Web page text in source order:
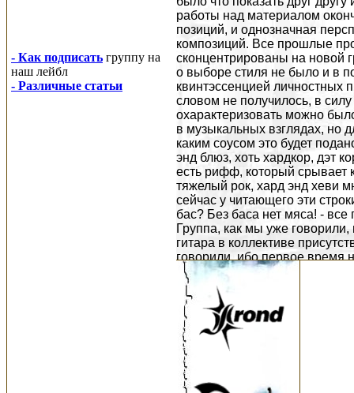
- Как подписать группу на
наш лейбл
- Различные статьи
работы над материалом
позиций, и однозначная
композиций. Все прошлые
сконцентрированы на новой
о выборе стиля не было и в
квинтэссенцией личностных
словом не получилось, в
охарактеризовать можно
в музыкальных взглядах, но
каким соусом это будет
энд блюз, хоть хардкор, дэт
есть рифф, который срывает
тяжелый рок, хард энд хеви
сейчас у читающего эти
бас? Без баса нет мяса! - все
Группа, как мы уже
гитара в коллективе
говорили, ибо первое время
так что, этот момент мы
первых проб материала "на
показали, что Terra Inc. -
принимает с душевной
коммерческих вопросов
кое-где и проблески
на выступлениях
как же так, в наш-то век
что есть музыка для сердца!